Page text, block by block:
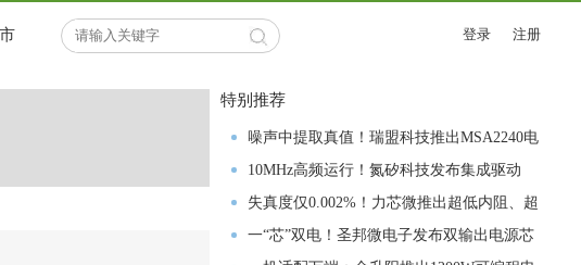
登录 注册
特别推荐
噪声中提取真值！瑞盟科技推出MSA2240电
流检测芯片赋能多元高端测量场景
10MHz高频运行！氮矽科技发布集成驱动
GaN芯片，助力电源能效再攀新高
失真度仅0.002%！力芯微推出超低内阻、超
低失真4PST模拟开关
一“芯”双电！圣邦微电子发布双输出电源芯